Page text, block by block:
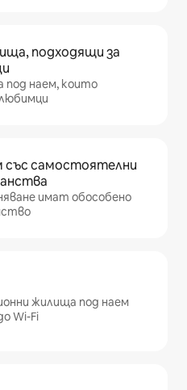
подходящи за
под наем, които
самостоятелни
имат обособено
жилища под наем
Wi-Fi